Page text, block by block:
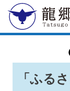
龍郷町
「ふる